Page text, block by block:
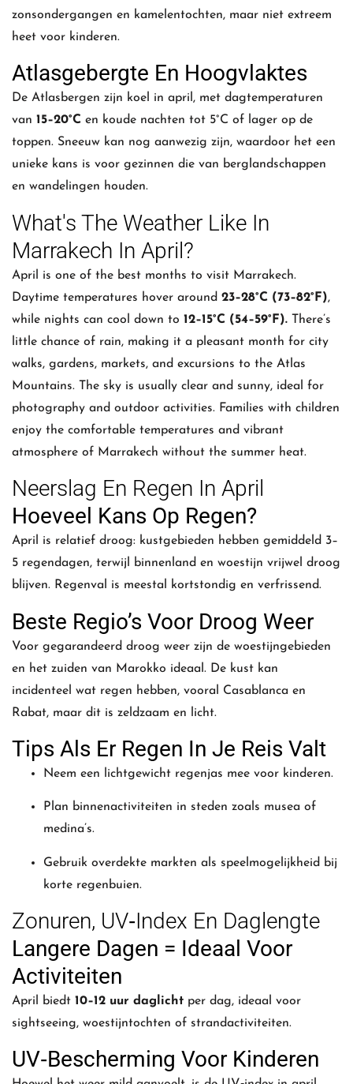
zonsondergangen en kamelentochten, maar niet extreem
heet voor kinderen.
Atlasgebergte En Hoogvlaktes
De Atlasbergen zijn koel in april, met dagtemperaturen
van 15–20°C en koude nachten tot 5°C of lager op de
toppen. Sneeuw kan nog aanwezig zijn, waardoor het een
unieke kans is voor gezinnen die van berglandschappen
en wandelingen houden.
What's The Weather Like In
Marrakech In April?
April is one of the best months to visit Marrakech.
Daytime temperatures hover around 23–28°C (73–82°F),
while nights can cool down to 12–15°C (54–59°F). There’s
little chance of rain, making it a pleasant month for city
walks, gardens, markets, and excursions to the Atlas
Mountains. The sky is usually clear and sunny, ideal for
photography and outdoor activities. Families with children
enjoy the comfortable temperatures and vibrant
atmosphere of Marrakech without the summer heat.
Neerslag En Regen In April
Hoeveel Kans Op Regen?
April is relatief droog: kustgebieden hebben gemiddeld 3–
5 regendagen, terwijl binnenland en woestijn vrijwel droog
blijven. Regenval is meestal kortstondig en verfrissend.
Beste Regio’s Voor Droog Weer
Voor gegarandeerd droog weer zijn de woestijngebieden
en het zuiden van Marokko ideaal. De kust kan
incidenteel wat regen hebben, vooral Casablanca en
Rabat, maar dit is zeldzaam en licht.
Tips Als Er Regen In Je Reis Valt
Neem een lichtgewicht regenjas mee voor kinderen.
Plan binnenactiviteiten in steden zoals musea of
medina’s.
Gebruik overdekte markten als speelmogelijkheid bij
korte regenbuien.
Zonuren, UV‑index En Daglengte
Langere Dagen = Ideaal Voor
Activiteiten
April biedt 10–12 uur daglicht per dag, ideaal voor
sightseeing, woestijntochten of strandactiviteiten.
UV‑bescherming Voor Kinderen